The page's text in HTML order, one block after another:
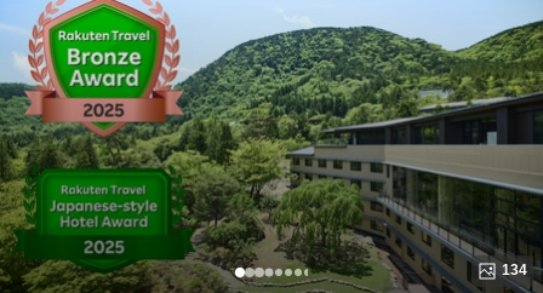
134